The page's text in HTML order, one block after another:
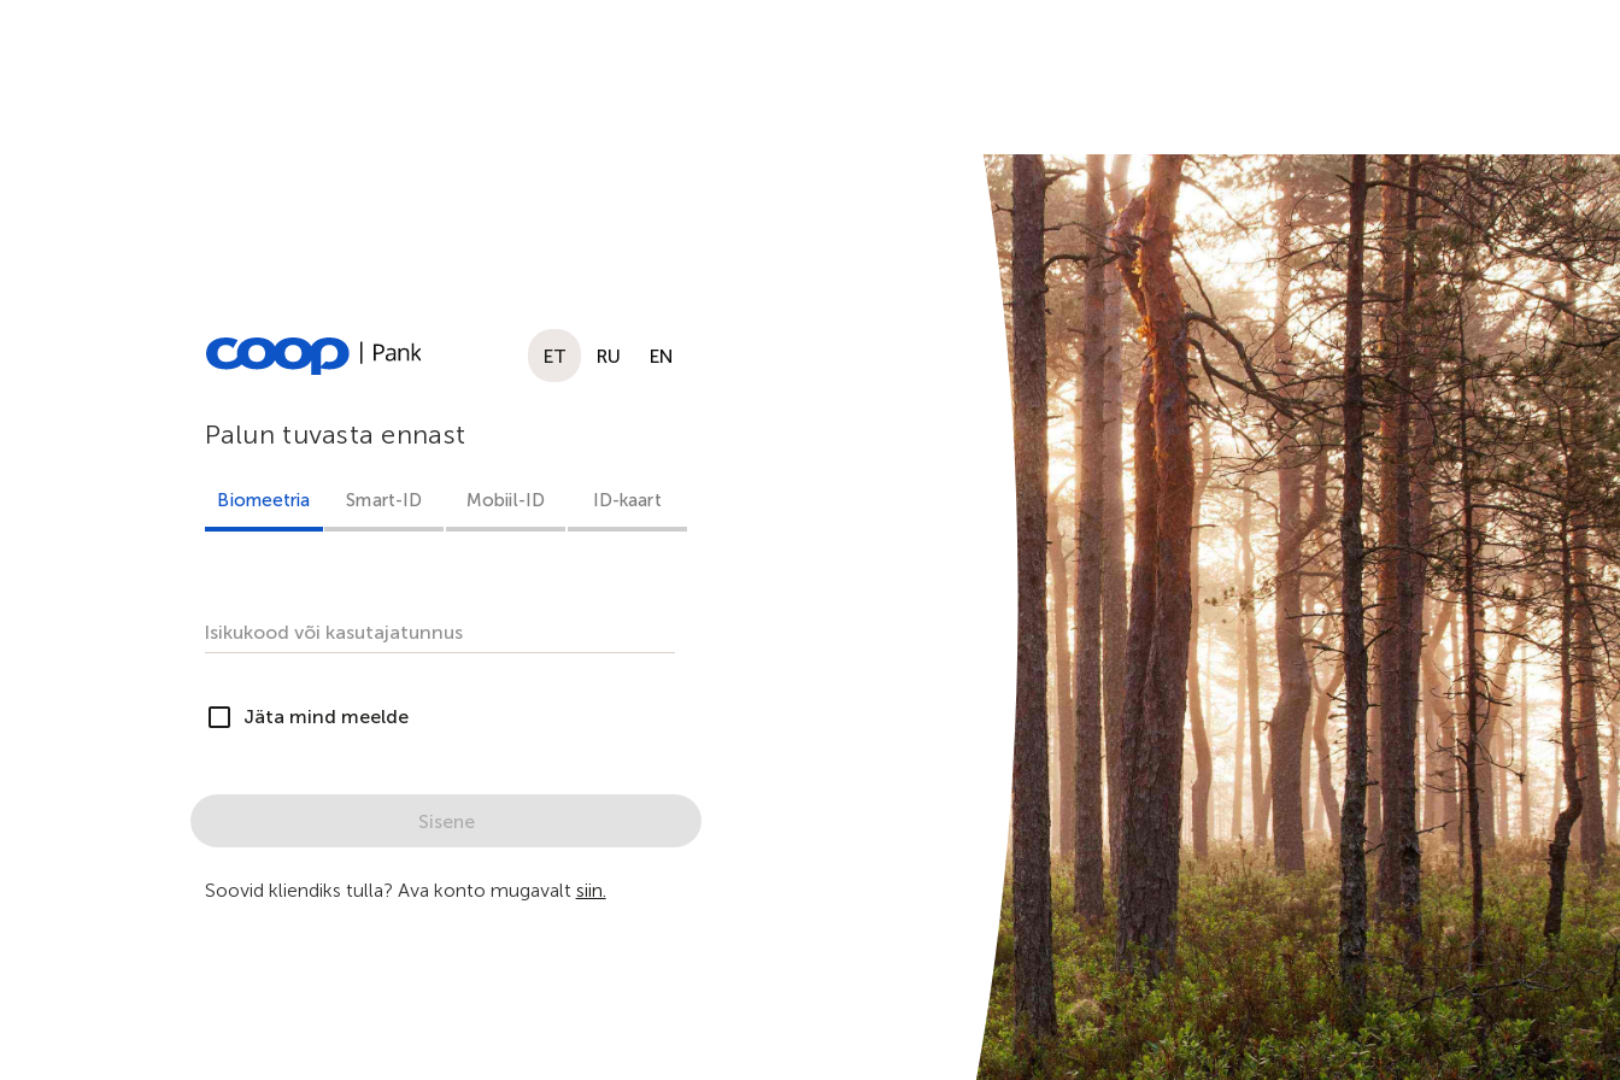
ET RU EN
Palun tuvasta ennast
Biomeetria Smart-ID Mobiil-ID ID-kaart
Isikukood või kasutajatunnus
Jäta mind meelde
Sisene
Soovid kliendiks tulla? Ava konto mugavalt siin.